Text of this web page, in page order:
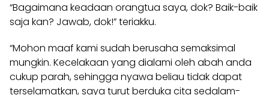
“Bagaimana keadaan orangtua saya, dok? Baik-baik
saja kan? Jawab, dok!” teriakku.
“Mohon maaf kami sudah berusaha semaksimal
mungkin. Kecelakaan yang dialami oleh abah anda
cukup parah, sehingga nyawa beliau tidak dapat
terselamatkan, saya turut berduka cita sedalam-